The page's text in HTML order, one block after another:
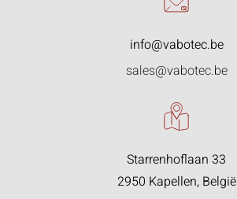
info@vabotec.be
sales@vabotec.be
Starrenhoflaan 33
2950 Kapellen, België